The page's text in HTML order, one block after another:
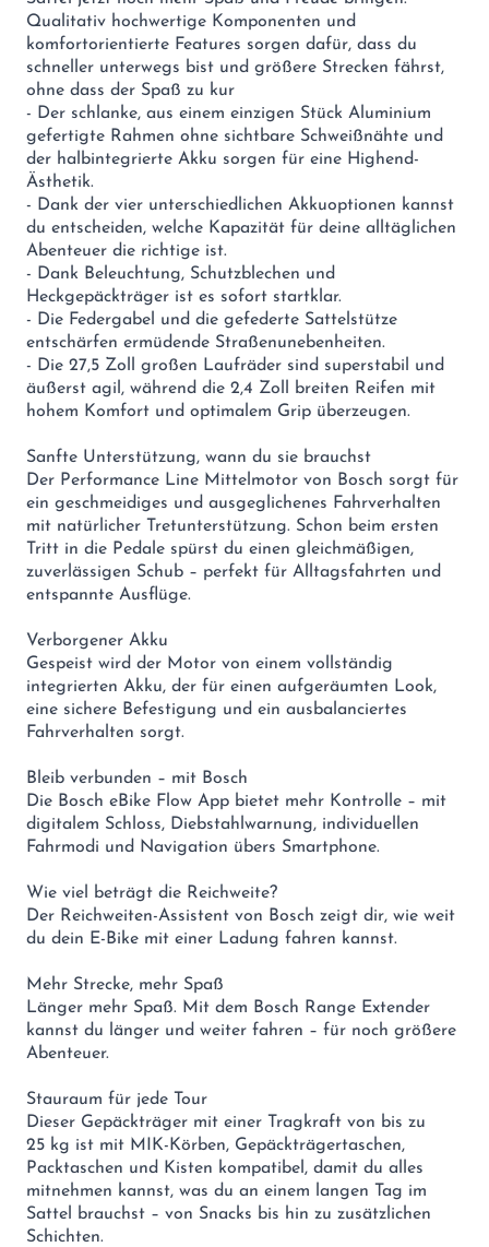
Qualitativ hochwertige Komponenten und
komfortorientierte Features sorgen dafür, dass du
schneller unterwegs bist und größere Strecken fährst,
ohne dass der Spaß zu kur
- Der schlanke, aus einem einzigen Stück Aluminium
gefertigte Rahmen ohne sichtbare Schweißnähte und
der halbintegrierte Akku sorgen für eine Highend-
Ästhetik.
- Dank der vier unterschiedlichen Akkuoptionen kannst
du entscheiden, welche Kapazität für deine alltäglichen
Abenteuer die richtige ist.
- Dank Beleuchtung, Schutzblechen und
Heckgepäckträger ist es sofort startklar.
- Die Federgabel und die gefederte Sattelstütze
entschärfen ermüdende Straßenunebenheiten.
- Die 27,5 Zoll großen Laufräder sind superstabil und
äußerst agil, während die 2,4 Zoll breiten Reifen mit
hohem Komfort und optimalem Grip überzeugen.
Sanfte Unterstützung, wann du sie brauchst
Der Performance Line Mittelmotor von Bosch sorgt für
ein geschmeidiges und ausgeglichenes Fahrverhalten
mit natürlicher Tretunterstützung. Schon beim ersten
Tritt in die Pedale spürst du einen gleichmäßigen,
zuverlässigen Schub – perfekt für Alltagsfahrten und
entspannte Ausflüge.
Verborgener Akku
Gespeist wird der Motor von einem vollständig
integrierten Akku, der für einen aufgeräumten Look,
eine sichere Befestigung und ein ausbalanciertes
Fahrverhalten sorgt.
Bleib verbunden – mit Bosch
Die Bosch eBike Flow App bietet mehr Kontrolle – mit
digitalem Schloss, Diebstahlwarnung, individuellen
Fahrmodi und Navigation übers Smartphone.
Wie viel beträgt die Reichweite?
Der Reichweiten-Assistent von Bosch zeigt dir, wie weit
du dein E-Bike mit einer Ladung fahren kannst.
Mehr Strecke, mehr Spaß
Länger mehr Spaß. Mit dem Bosch Range Extender
kannst du länger und weiter fahren – für noch größere
Abenteuer.
Stauraum für jede Tour
Dieser Gepäckträger mit einer Tragkraft von bis zu
25 kg ist mit MIK-Körben, Gepäckträgertaschen,
Packtaschen und Kisten kompatibel, damit du alles
mitnehmen kannst, was du an einem langen Tag im
Sattel brauchst – von Snacks bis hin zu zusätzlichen
Schichten.